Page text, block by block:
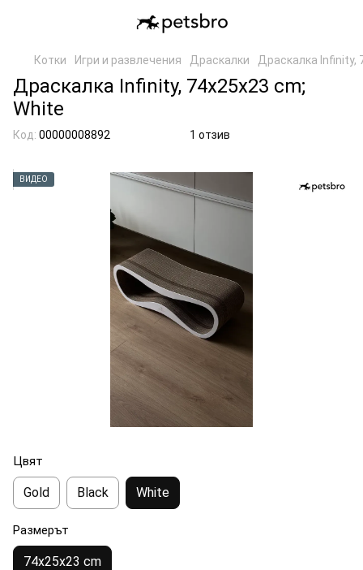
Котки Игри и развлечения Драскалки Драскалка Infinity,
Драскалка Infinity, 74x25x23 cm;
White
Код: 00000008892 1 отзив
ВИДЕО
Цвят
Gold Black White
Размерът
74x25x23 cm